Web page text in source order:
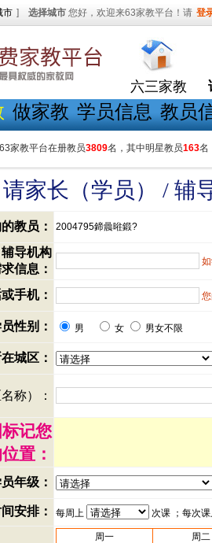
市 ] 选择城市 您好，欢迎来63家教平台！请 登
六三家教
做家教 学员信息 教员
家教平台在册教员3809名，其中明星教员163名
请家长（学员） / 辅
教员： 2004795鍗曟暀鍛?
导机构
信息：
手机：
性别： 男 女 男女不限
城区：
称）：
记您
置：
年级：
安排： 每周上 次课 ；每次
周一
周二